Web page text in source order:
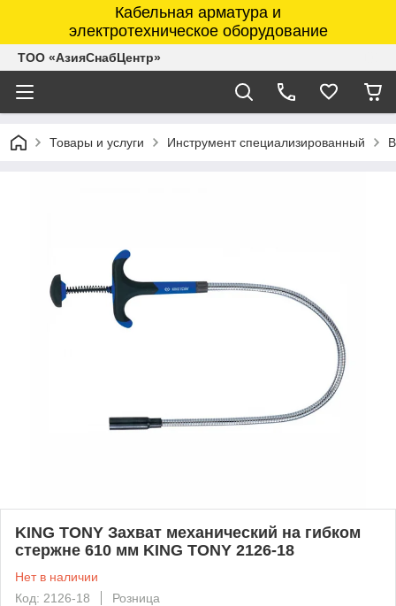
Кабельная арматура и
электротехническое оборудование
ТОО «АзияСнабЦентр»
Товары и услуги Инструмент специализированный
KING TONY Захват механический на гибком
стержне 610 мм KING TONY 2126-18
Нет в наличии
Код: 2126-18
Розница